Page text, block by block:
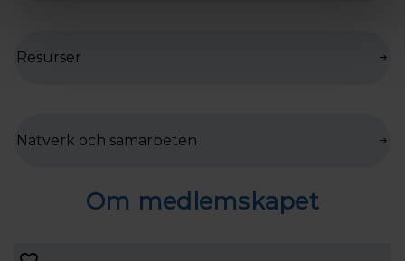
Resurser
Nätverk och samarbeten
Om medlemskapet